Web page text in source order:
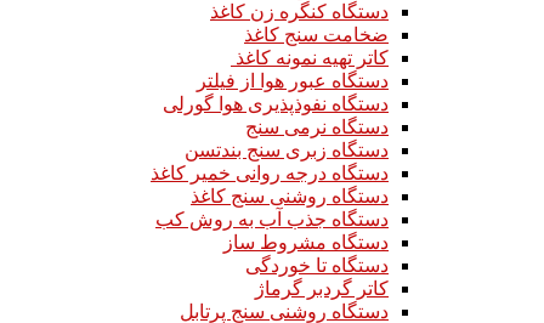
دستگاه کنگره زن کاغذ
ضخامت سنج کاغذ
کاتر تهیه نمونه کاغذ
دستگاه عبور هوا از فیلتر
دستگاه نفوذپذیری هوا گورلی
دستگاه نرمی سنج
دستگاه زبری سنج بندتسن
دستگاه درجه روانی خمیر کاغذ
دستگاه روشنی سنج کاغذ
دستگاه جذب آب به روش کب
دستگاه مشروط ساز
دستگاه تا خوردگی
کاتر گردبر گرماژ
دستگاه روشنی سنج پرتابل